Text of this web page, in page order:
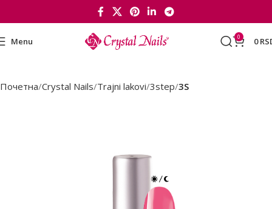
Menu 0 0
Почетна Crystal Nails Trajni lakovi 3step 3S